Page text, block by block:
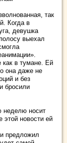
так
Когда в
девушка
выехал
в тумане. Ей
она даже не
и без
бросили
неделю носит
этой новости ей
предложил